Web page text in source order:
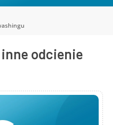
odcienie